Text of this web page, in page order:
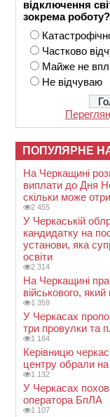
відключення
зокрема роботу?
Частково
Майже не
Не відчуваю
ПОПУЛЯРНЕ
На Черкащині
виплати до Дня
скільки може
2 455
У Черкаській
кандидатку на
установи, яка
освіти
2 314
На Черкащині
військового,
1 359
У Черкасах
три провулки та
1 184
Керівницю
центру обрали
1 132
У Черкасах
оператора БпЛА
1 107